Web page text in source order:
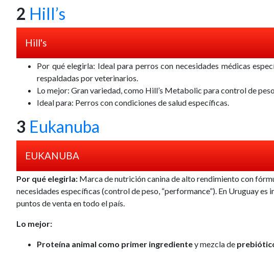
2 Hill’s
Hill's
Por qué elegirla: Ideal para perros con necesidades médicas
respaldadas por veterinarios.
Lo mejor: Gran variedad, como Hill’s Metabolic para control de
Ideal para: Perros con condiciones de salud específicas.
3 Eukanuba
EUKANUBA
Por qué elegirla: Marca de nutrición canina de alto rendimiento con
necesidades específicas (control de peso, “performance”). En Uruguay
puntos de venta en todo el país.
Lo mejor:
Proteína animal como primer ingredientey mezcla de